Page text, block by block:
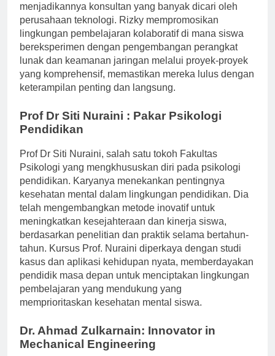
menjadikannya konsultan yang banyak dicari oleh
perusahaan teknologi. Rizky mempromosikan
lingkungan pembelajaran kolaboratif di mana siswa
bereksperimen dengan pengembangan perangkat
lunak dan keamanan jaringan melalui proyek-proyek
yang komprehensif, memastikan mereka lulus dengan
keterampilan penting dan langsung.
Prof Dr Siti Nuraini : Pakar Psikologi
Pendidikan
Prof Dr Siti Nuraini, salah satu tokoh Fakultas
Psikologi yang mengkhususkan diri pada psikologi
pendidikan. Karyanya menekankan pentingnya
kesehatan mental dalam lingkungan pendidikan. Dia
telah mengembangkan metode inovatif untuk
meningkatkan kesejahteraan dan kinerja siswa,
berdasarkan penelitian dan praktik selama bertahun-
tahun. Kursus Prof. Nuraini diperkaya dengan studi
kasus dan aplikasi kehidupan nyata, memberdayakan
pendidik masa depan untuk menciptakan lingkungan
pembelajaran yang mendukung yang
memprioritaskan kesehatan mental siswa.
Dr. Ahmad Zulkarnain: Innovator in
Mechanical Engineering